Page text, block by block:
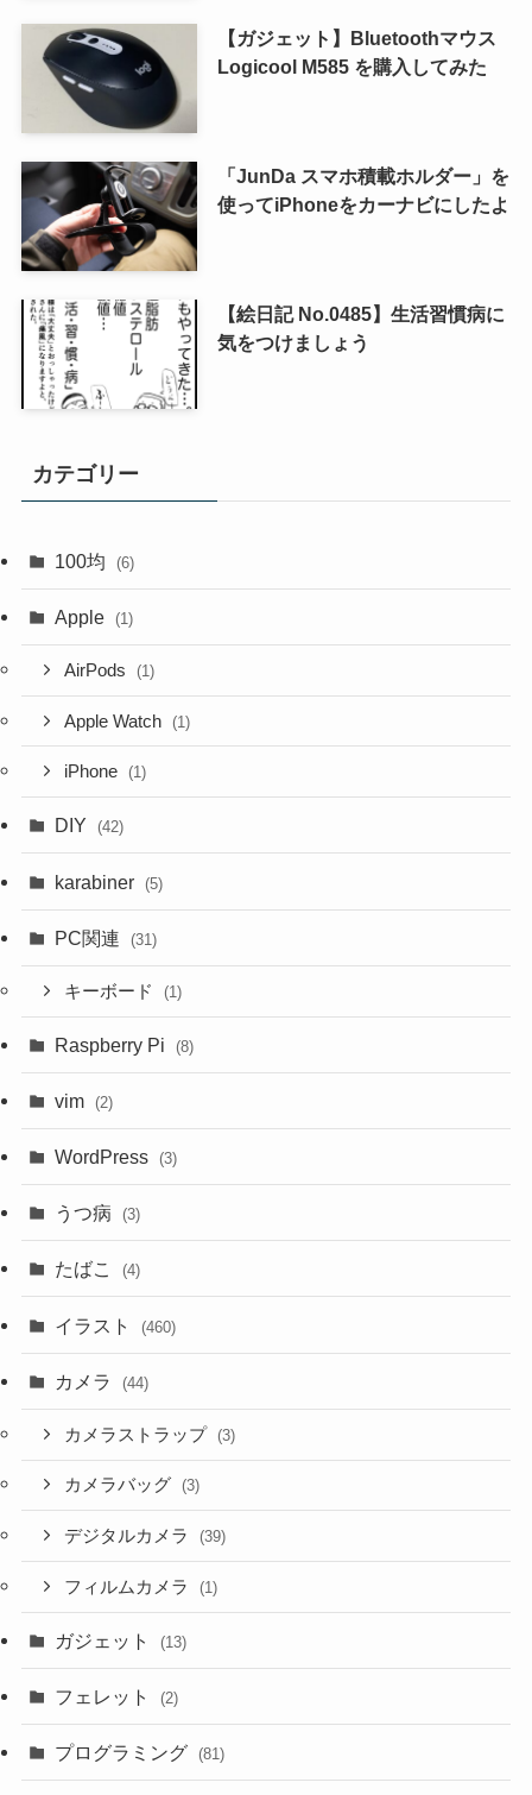
【ガジェット】Bluetoothマウス
Logicool M585 を購入してみた
「JunDa スマホ積載ホルダー」を
使ってiPhoneをカーナビにしたよ
【絵日記 No.0485】生活習慣病に
気をつけましょう
カテゴリー
100均 (6)
Apple (1)
AirPods (1)
Apple Watch (1)
iPhone (1)
DIY (42)
karabiner (5)
PC関連 (31)
キーボード (1)
Raspberry Pi (8)
vim (2)
WordPress (3)
うつ病 (3)
たばこ (4)
イラスト (460)
カメラ (44)
カメラストラップ (3)
カメラバッグ (3)
デジタルカメラ (39)
フィルムカメラ (1)
ガジェット (13)
フェレット (2)
プログラミング (81)